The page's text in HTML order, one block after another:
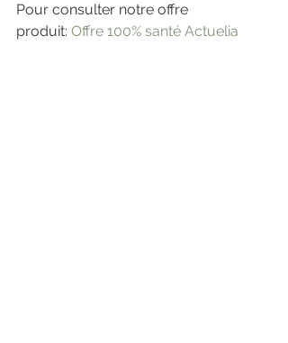
Pour consulter notre offre
produit: Offre 100% santé Actuelia